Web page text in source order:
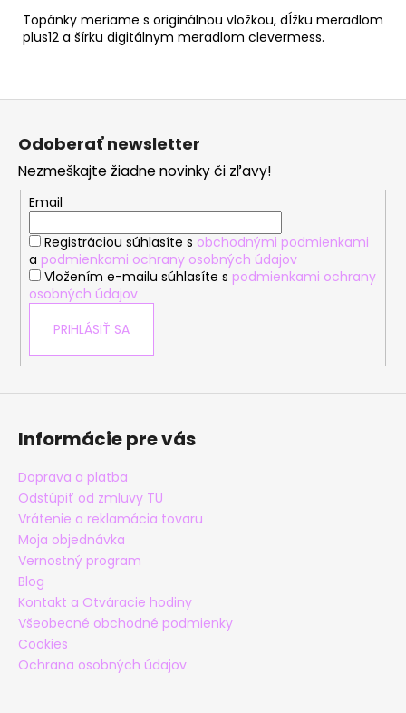
Topánky meriame s originálnou vložkou, dĺžku meradlom
plus12 a šírku digitálnym meradlom clevermess.
Z
Odoberať newsletter
Nezmeškajte žiadne novinky či zľavy!
Email
Registráciou súhlasíte s obchodnými podmienkami
a podmienkami ochrany osobných údajov
Vložením e-mailu súhlasíte s podmienkami ochrany
osobných údajov
PRIHLÁSIŤ SA
Informácie pre vás
Doprava a platba
Odstúpiť od zmluvy TU
Vrátenie a reklamácia tovaru
Moja objednávka
Vernostný program
Blog
Kontakt a Otváracie hodiny
Všeobecné obchodné podmienky
Cookies
Ochrana osobných údajov